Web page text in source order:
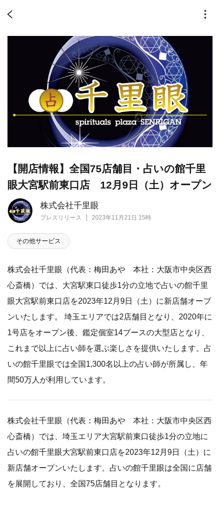
株式会社千里眼
プレスリリース 2023年11月21日 15時
【開店情報】全国75店舗目・占いの館千里
眼大宮駅前東口店 12月9日（土）オープン
その他サービス
株式会社千里眼（代表：梅田あや 本社：大阪市中央区西
心斎橋）では、大宮駅東口徒歩1分の立地で占いの館千里
眼大宮駅前東口店を2023年12月9日（土）に新店舗オープ
ンいたします。 埼玉エリアでは2店舗目となり、2020年に
1号店をオープン後、鑑定個室14ブースの大型店となり、
これまで以上に占い師を選ぶ楽しさを提供いたします。占
いの館千里眼では全国1,300名以上の占い師が所属し、年
間50万人が利用しています。
株式会社千里眼（代表：梅田あや 本社：大阪市中央区西
心斎橋）では、埼玉エリア大宮駅前東口徒歩1分の立地に
占いの館千里眼大宮駅前東口店を2023年12月9日（土）に
新店舗オープンいたします。占いの館千里眼は全国に店舗
を展開しており、全国75店舗目となります。